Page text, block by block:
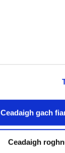
Ceadaigh gach
Ceadaigh